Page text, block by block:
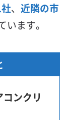
、 近隣の市
います。
ンクリ